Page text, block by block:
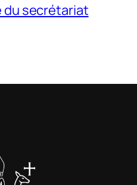
du secrétariat